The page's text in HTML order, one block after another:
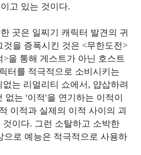
고 있는 것이다.
곳은 일찌기 캐릭터 발견의 귀
을 증폭시킨 것은 <무한도전>
을 통해 게스트가 아닌 호스트
터를 적극적으로 소비시키는
는 리얼리티 쇼에서, 얍삽하려
없는 '이적'을 연기하는 이적이
이적과 실제의 이적 사이의 괴
이다. 그런 소탈하고 소박한
으로 예능은 적극적으로 사용하